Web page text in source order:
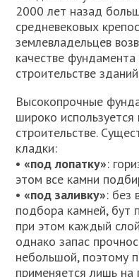
2000 лет назад
средневековых
землевладельцев
качестве
строительстве
Высокопрочные
широко
строительстве.
кладки:
• «под лопатку»:
этом все камни
• «под заливку»: без
подбора камней, бут
при этом каждый
однако запас
небольшой, поэтому
применяется лишь